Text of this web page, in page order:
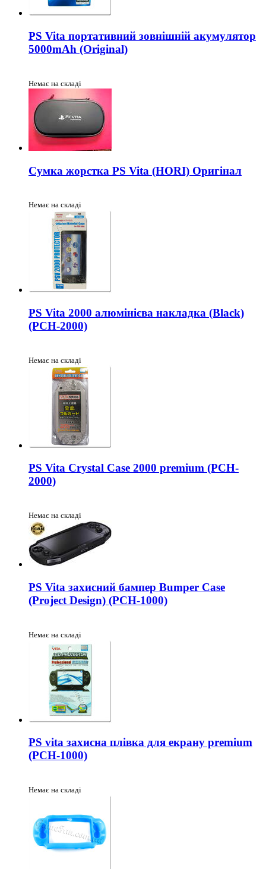
PS Vita портативний зовнішній акумулятор
5000mAh (Original)
Немає на складі
Сумка жорстка PS Vita (HORI) Оригінал
Немає на складі
PS Vita 2000 алюмінієва накладка (Black)
(PCH-2000)
Немає на складі
PS Vita Crystal Case 2000 premium (PCH-
2000)
Немає на складі
PS Vita захисний бампер Bumper Case
(Project Design) (PCH-1000)
Немає на складі
PS vita захисна плівка для екрану premium
(PCH-1000)
Немає на складі